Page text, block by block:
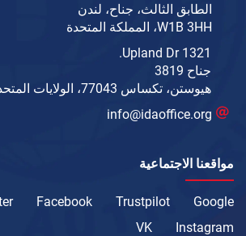
الطابق الثالث، جناح، لندن
W1B 3HH، المملكة المتحدة
1321 Upland Dr.
جناح 3819
هيوستن، تكساس 77043، الولايات المتحدة الأمريكية
info@idaoffice.org
مواقعنا الاجتماعية
Google
Trustpilot
Facebook
Instagram
VK